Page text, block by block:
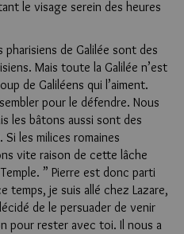
le visage serein des heures
pharisiens de Galilée sont des
Mais toute la Galilée n’est
de Galiléens qui l’aiment.
pour le défendre. Nous
les bâtons aussi sont des
Si les milices romaines
vite raison de cette lâche
” Pierre est donc parti
temps, je suis allé chez Lazare,
de le persuader de venir
pour rester avec toi. Il nous a